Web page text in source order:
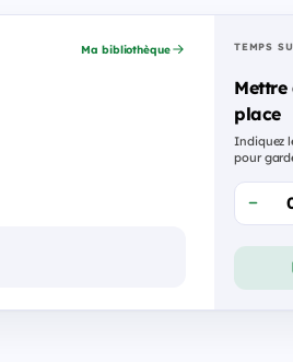
Ma bibliothèque TEMPS
place
Indiquez
pour